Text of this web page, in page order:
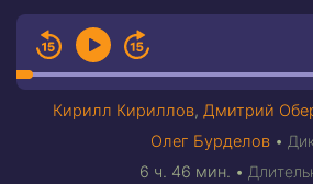
Кирилл Кириллов, Дмитрий
Олег Бурделов •
6 ч. 46 мин. •